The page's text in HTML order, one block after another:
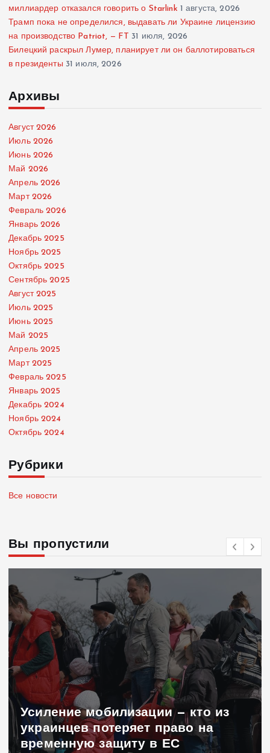
миллиардер отказался говорить о Starlink 1 августа, 2026
Трамп пока не определился, выдавать ли Украине лицензию
на производство Patriot, — FT 31 июля, 2026
Билецкий раскрыл Лумер, планирует ли он баллотироваться
в президенты 31 июля, 2026
Архивы
Август 2026
Июль 2026
Июнь 2026
Май 2026
Апрель 2026
Март 2026
Февраль 2026
Январь 2026
Декабрь 2025
Ноябрь 2025
Октябрь 2025
Сентябрь 2025
Август 2025
Июль 2025
Июнь 2025
Май 2025
Апрель 2025
Март 2025
Февраль 2025
Январь 2025
Декабрь 2024
Ноябрь 2024
Октябрь 2024
Рубрики
Все новости
Вы пропустили
Усиление мобилизации — кто из
украинцев потеряет право на
временную защиту в ЕС